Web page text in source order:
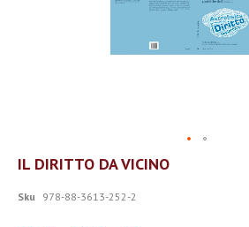
Vai
all'inizio
galleria
IL DIRITTO DA VICINO
Sku 978-88-3613-252-2